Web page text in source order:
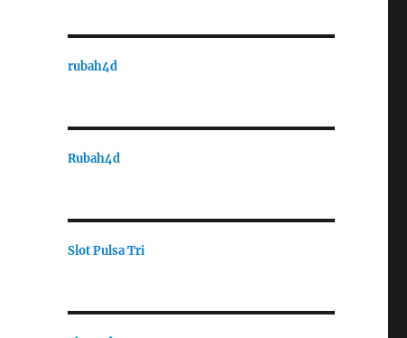
rubah4d
Rubah4d
Slot Pulsa Tri